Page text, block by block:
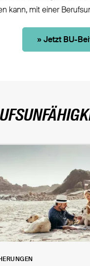
kann, mit einer
» Jetzt BU-